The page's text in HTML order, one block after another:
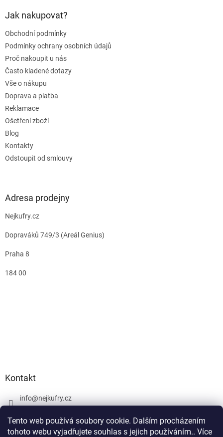
Tento web používá soubory cookie. Dalším procházením
tohoto webu vyjadřujete souhlas s jejich používáním.. Více
Jak nakupovat?
Obchodní podmínky
Podmínky ochrany osobních údajů
Proč nakoupit u nás
Často kladené dotazy
Vše o nákupu
Doprava a platba
Reklamace
Ošetření zboží
Blog
Kontakty
Odstoupit od smlouvy
Adresa prodejny
Nejkufry.cz
Dopraváků 749/3 (Areál Genius)
Praha 8
184 00
Kontakt
info@nejkufry.cz
Facebook